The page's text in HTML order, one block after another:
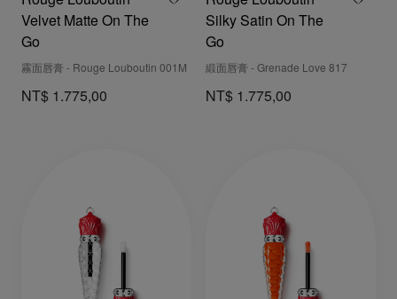
Velvet Matte On The
Go
霧面唇膏 - Rouge Louboutin 001M
NT$ 1.775,00
Silky Satin On The
Go
緞面唇膏 - Grenade Love 817
NT$ 1.775,00